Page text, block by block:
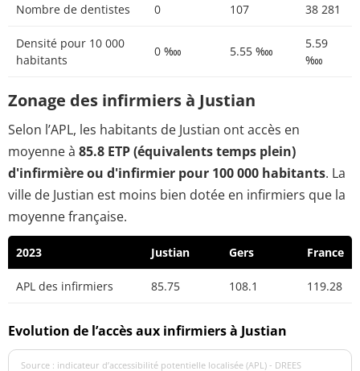
Nombre de dentistes 0 107 38 281
Densité pour 10 000
habitants
0 ‱ 5.55 ‱
5.59
‱
Zonage des infirmiers à Justian
Selon l’APL, les habitants de Justian ont accès en
moyenne à 85.8 ETP (équivalents temps plein)
d'infirmière ou d'infirmier pour 100 000 habitants. La
ville de Justian est moins bien dotée en infirmiers que la
moyenne française.
2023 Justian Gers France
APL des infirmiers 85.75 108.1 119.28
Evolution de l’accès aux infirmiers à Justian
Source : indicateur d’accessibilité potentielle localisée (APL) - DREES